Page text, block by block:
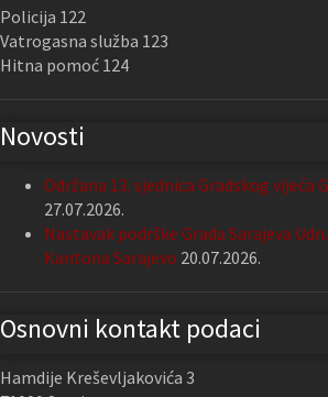
Policija 122
Vatrogasna služba 123
Hitna pomoć 124
Novosti
Održana 13. sjednica Gradskog vijeća
27.07.2026.
Nastavak podrške Grada Sarajeva
Kantona Sarajevo 20.07.2026.
Osnovni kontakt podaci
Hamdije Kreševljakovića 3